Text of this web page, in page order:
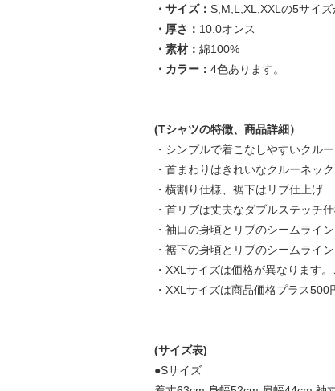
・サイズ： S,M,L,XL,XXLの5サイズ
・厚さ： 10.0オンス
・素材： 綿100%
・カラー： 4色あります。
(Tシャツの特徴、商品詳細）
・シンプルで着こなしやすいクル
・首まわりはきれいなクルーネック
・横割り仕様、裾下はリブ仕上げ
・首リブは丈夫なダブルステッチ
・袖口の身頃とリブのシームライ
・裾下の身頃とリブのシームライ
・XXLサイズは価格が異なります
・XXLサイズは商品価格プラス500
(サイズ表)
●Sサイズ